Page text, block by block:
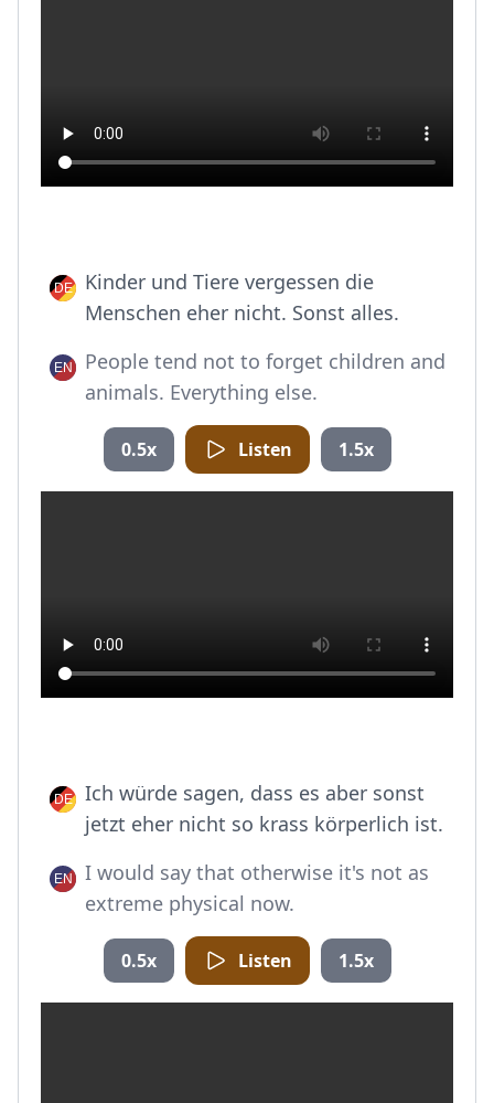
Kinder und Tiere vergessen die
Menschen eher nicht. Sonst alles.
People tend not to forget children and
animals. Everything else.
0.5x Listen 1.5x
Ich würde sagen, dass es aber sonst
jetzt eher nicht so krass körperlich ist.
I would say that otherwise it's not as
extreme physical now.
0.5x Listen 1.5x